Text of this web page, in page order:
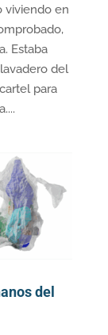
viviendo en
Estaba
del
para
del